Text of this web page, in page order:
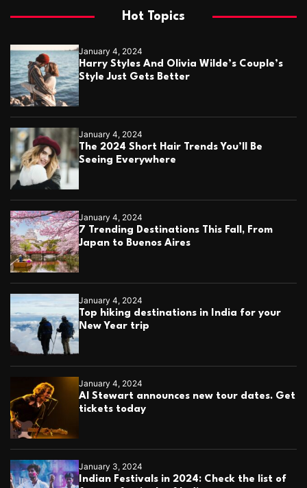
Hot Topics
January 4, 2024
Harry Styles And Olivia Wilde’s Couple’s
Style Just Gets Better
January 4, 2024
The 2024 Short Hair Trends You’ll Be
Seeing Everywhere
January 4, 2024
7 Trending Destinations This Fall, From
Japan to Buenos Aires
January 4, 2024
Top hiking destinations in India for your
New Year trip
January 4, 2024
Al Stewart announces new tour dates. Get
tickets today
January 3, 2024
Indian Festivals in 2024: Check the list of